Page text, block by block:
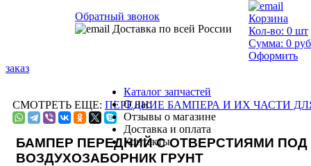
СМОТРЕТЬ ЕЩЕ: ПЕРЕДНИЕ БАМПЕРА И ИХ ЧАСТИ ДЛЯ
БАМПЕР ПЕРЕДНИЙ С ОТВЕРСТИЯМИ
ВОЗДУХОЗАБОРНИК ГРУНТ
Обратный звонок
Доставка по всей России
Корзина
Кол-во: 0 шт
Сумма: 0
Оформить
заказ
Каталог запчастей
О нас
Отзывы о магазине
Доставка и оплата
Контакты